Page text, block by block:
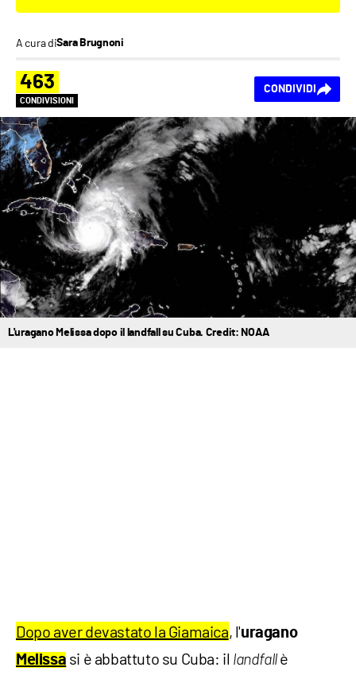
A cura diSara Brugnoni
463
CONDIVISIONI
CONDIVIDI
L'uragano Melissa dopo il landfall su Cuba. Credit: NOAA
Dopo aver devastato la Giamaica, l'uragano
Melissa si è abbattuto su Cuba: il landfallè